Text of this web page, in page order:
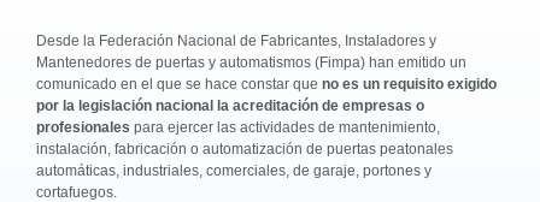
Desde la Federación Nacional de Fabricantes, Instaladores y
Mantenedores de puertas y automatismos (Fimpa) han emitido un
comunicado en el que se hace constar que no es un requisito exigido
por la legislación nacional la acreditación de empresas o
profesionales para ejercer las actividades de mantenimiento,
instalación, fabricación o automatización de puertas peatonales
automáticas, industriales, comerciales, de garaje, portones y
cortafuegos.